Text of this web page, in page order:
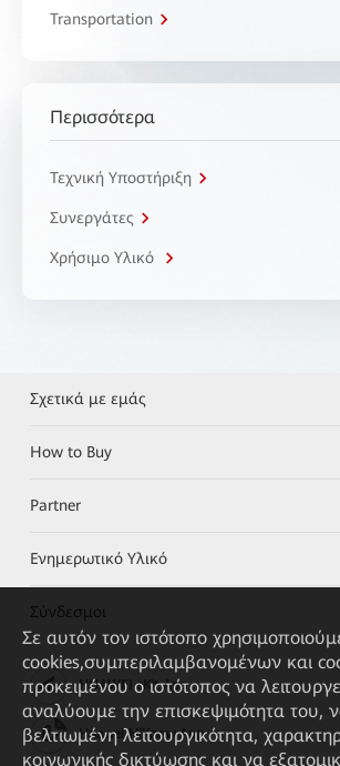
Transportation
Περισσότερα
Τεχνική Υποστήριξη
Συνεργάτες
Χρήσιμο Υλικό
Σχετικά με εμάς
How to Buy
Partner
Ενημερωτικό Υλικό
Σύνδεσμοι
HUAWEI eKit App
Huawei HiKnow App
Σε αυτόν τον ιστότοπο
cookies,συμπεριλαμβανομένων και
προκειμένου ο ιστότοπος να
αναλύουμε την επισκεψιμότητα του,
βελτιωμένη λειτουργικότητα,
κοινωνικής δικτύωσης και να